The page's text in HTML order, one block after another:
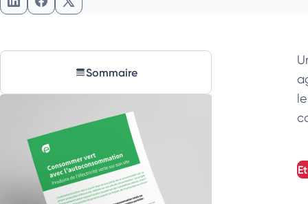
Partager l'article sur LinkedIn
Partager l'article sur Facebook
Partager l'article sur X
Sommaire